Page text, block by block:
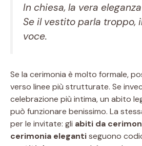
In chiesa, la vera
Se il vestito parla troppo,
voce.
Se la cerimonia è molto formale,
verso linee più strutturate. Se
celebrazione più intima, un abito
può funzionare benissimo. La
per le invitate: gli abiti da
cerimonia elegantiseguono